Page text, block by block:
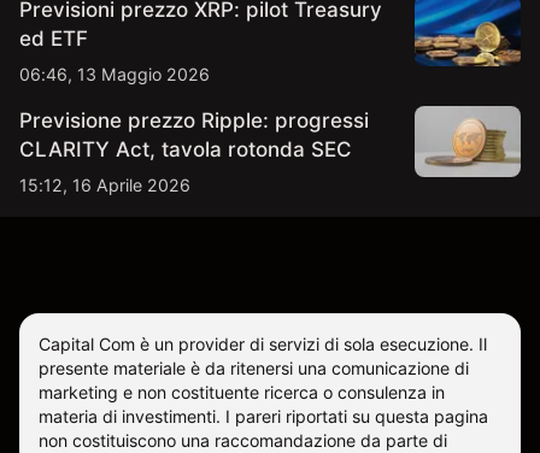
Previsioni prezzo XRP: pilot Treasury
ed ETF
06:46, 13 Maggio 2026
Previsione prezzo Ripple: progressi
CLARITY Act, tavola rotonda SEC
15:12, 16 Aprile 2026
Capital Com è un provider di servizi di sola esecuzione. Il
presente materiale è da ritenersi una comunicazione di
marketing e non costituente ricerca o consulenza in
materia di investimenti. I pareri riportati su questa pagina
non costituiscono una raccomandazione da parte di